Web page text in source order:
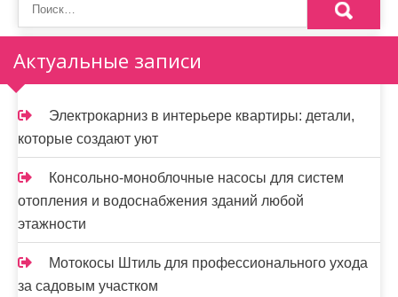
Актуальные записи
Электрокарниз в интерьере квартиры: детали,
которые создают уют
Консольно-моноблочные насосы для систем
отопления и водоснабжения зданий любой
этажности
Мотокосы Штиль для профессионального ухода
за садовым участком